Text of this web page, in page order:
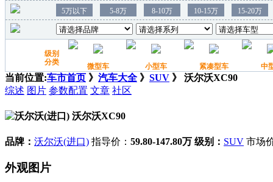
当前位置:车市首页 》 汽车大全 》 SUV 》 沃尔沃XC90
综述 图片 参数配置 文章 社区
沃尔沃XC90
品牌： 沃尔沃(进口) 指导价： 59.80-147.80万 级别： SUV 市场
外观图片